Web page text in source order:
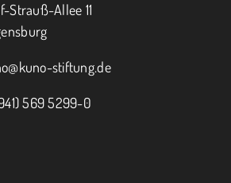
SPENDEN
Strauß-Allee 11
stiftung.de
569 5299-0